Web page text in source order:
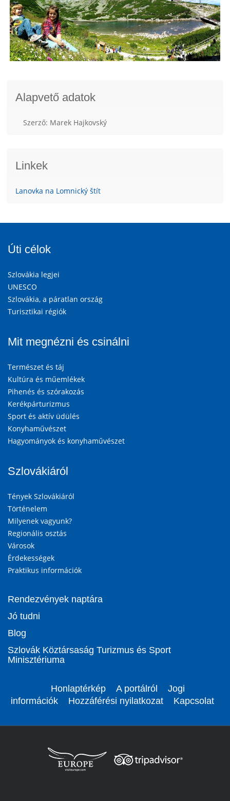
Alapvető adatok
Szerző: Marek Hajkovský
Linkek
Lanovka na Lomnický štít
Úti célok
Szlovákia legjei
UNESCO
Szlovákia, a páratlan ország
Turisztikai régiók
Mit megnézni és csinálni
Természet és táj
Kultúra és műemlékek
Pihenés és szórakozás
Kerékpárturizmus
Sport és aktív üdülés
Konyhaművészet
Hagyományok és konyhaművészet
Szlovákiáról
Tények Szlovákiáról
Történelem
Milyenek vagyunk?
Regionális osztás
Városok
Érdekességek
Praktikus információk
Rendezvények naptára
Jó tudni
Blog
Szlovák Köztársaság Turizmus és Sport
Minisztériuma
Honlaptérkép A portálról
Jogi
információk
Hozzáférési nyilatkozat Kapcsolat